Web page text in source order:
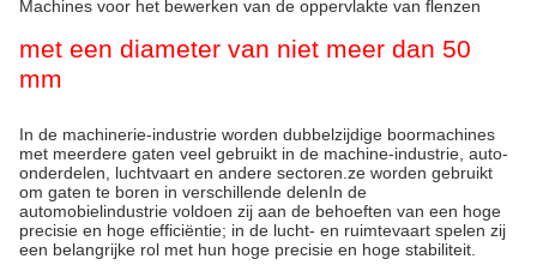
Machines voor het bewerken van de oppervlakte van flenzen
met een diameter van niet meer dan 50
mm
In de machinerie-industrie worden dubbelzijdige boormachines
met meerdere gaten veel gebruikt in de machine-industrie, auto-
onderdelen, luchtvaart en andere sectoren.ze worden gebruikt
om gaten te boren in verschillende delenIn de
automobielindustrie voldoen zij aan de behoeften van een hoge
precisie en hoge efficiëntie; in de lucht- en ruimtevaart spelen zij
een belangrijke rol met hun hoge precisie en hoge stabiliteit.